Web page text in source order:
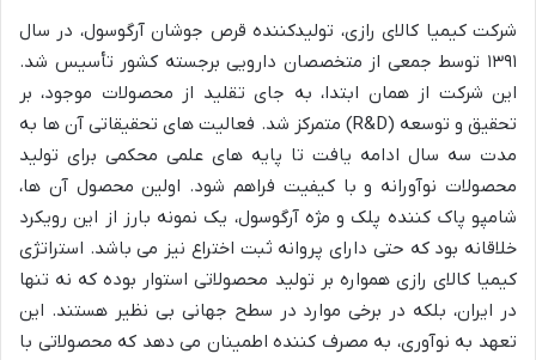
شرکت کیمیا کالای رازی، تولیدکننده قرص جوشان آرگوسول، در سال
۱۳۹۱ توسط جمعی از متخصصان دارویی برجسته کشور تأسیس شد.
این شرکت از همان ابتدا، به جای تقلید از محصولات موجود، بر
تحقیق و توسعه (R&D) متمرکز شد. فعالیت های تحقیقاتی آن ها به
مدت سه سال ادامه یافت تا پایه های علمی محکمی برای تولید
محصولات نوآورانه و با کیفیت فراهم شود. اولین محصول آن ها،
شامپو پاک کننده پلک و مژه آرگوسول، یک نمونه بارز از این رویکرد
خلاقانه بود که حتی دارای پروانه ثبت اختراع نیز می باشد. استراتژی
کیمیا کالای رازی همواره بر تولید محصولاتی استوار بوده که نه تنها
در ایران، بلکه در برخی موارد در سطح جهانی بی نظیر هستند. این
تعهد به نوآوری، به مصرف کننده اطمینان می دهد که محصولاتی با